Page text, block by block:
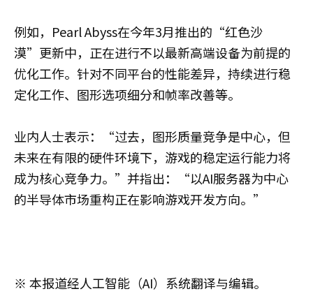
例如，Pearl Abyss在今年3月推出的“红色沙
漠”更新中，正在进行不以最新高端设备为前提的
优化工作。针对不同平台的性能差异，持续进行稳
定化工作、图形选项细分和帧率改善等。
业内人士表示：“过去，图形质量竞争是中心，但
未来在有限的硬件环境下，游戏的稳定运行能力将
成为核心竞争力。”并指出：“以AI服务器为中心
的半导体市场重构正在影响游戏开发方向。”
※ 本报道经人工智能（AI）系统翻译与编辑。